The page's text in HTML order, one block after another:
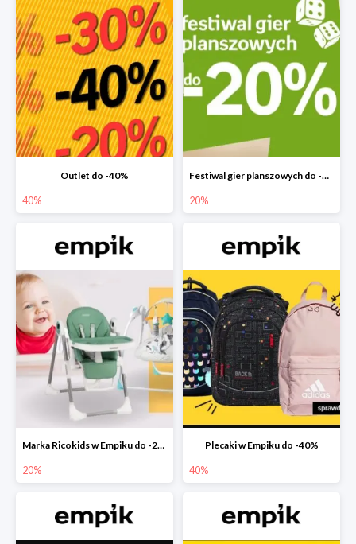
Outlet do -40%
40%
Festiwal gier planszowych do -20%
20%
Marka Ricokids w Empiku do -20%
20%
Plecaki w Empiku do -40%
40%